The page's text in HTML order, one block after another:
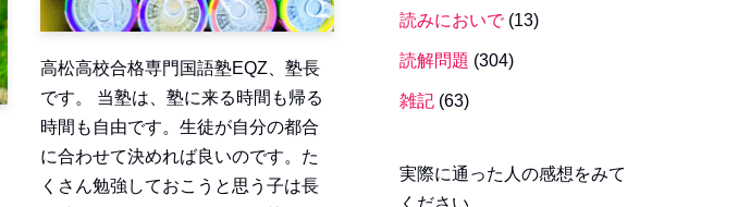
高松高校合格専門国語塾EQZ、塾長
です。 当塾は、塾に来る時間も帰る
時間も自由です。生徒が自分の都合
に合わせて決めれば良いのです。た
くさん勉強しておこうと思う子は長
読みにおいで(13)
読解問題 (304)
雑記(63)
実際に通った人の感想をみて
ください。